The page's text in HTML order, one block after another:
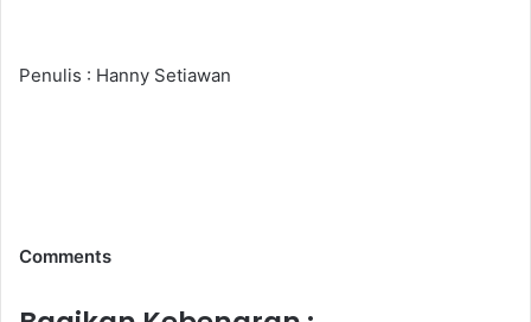
Penulis : Hanny Setiawan
Comments